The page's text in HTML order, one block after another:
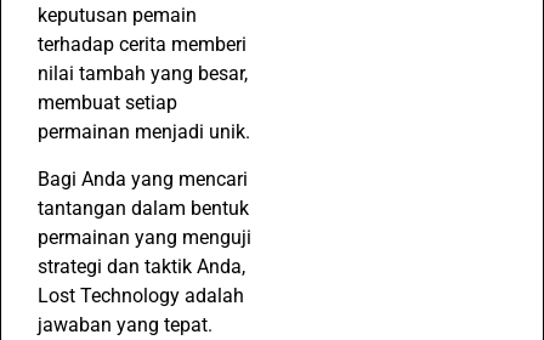
keputusan pemain
terhadap cerita memberi
nilai tambah yang besar,
membuat setiap
permainan menjadi unik.
Bagi Anda yang mencari
tantangan dalam bentuk
permainan yang menguji
strategi dan taktik Anda,
Lost Technology adalah
jawaban yang tepat.